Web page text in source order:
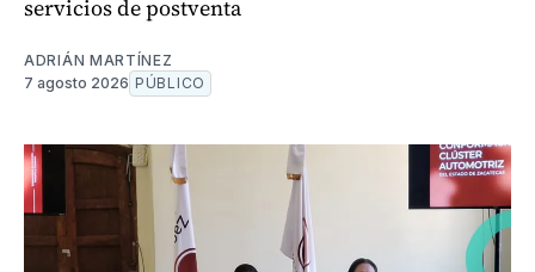
servicios de postventa
ADRIÁN MARTÍNEZ
7 agosto 2026 PÚBLICO